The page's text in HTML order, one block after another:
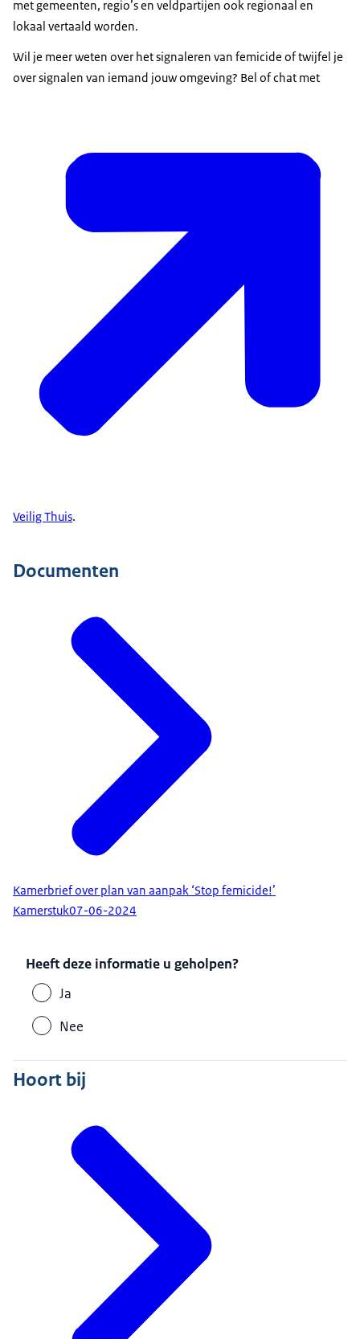
met gemeenten, regio’s en veldpartijen ook regionaal en
lokaal vertaald worden.
Wil je meer weten over het signaleren van femicide of twijfel je
over signalen van iemand jouw omgeving? Bel of chat met
Veilig Thuis.
Documenten
Kamerbrief over plan van aanpak ‘Stop femicide!’
Kamerstuk07-06-2024
Heeft deze informatie u geholpen?
Ja
Nee
Hoort bij